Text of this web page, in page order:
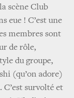
scène Club
eue ! C’est une
membres sont
de rôle,
du groupe,
(qu’on adore)
C’est survolté et